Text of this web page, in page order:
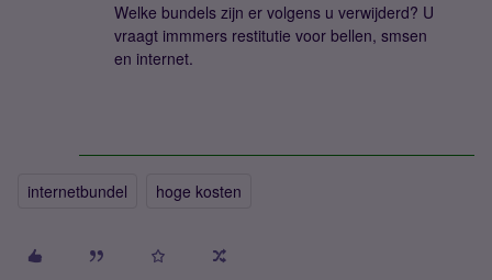
Welke bundels zijn er volgens u verwijderd? U
vraagt immmers restitutie voor bellen, smsen
en internet.
internetbundel hoge kosten